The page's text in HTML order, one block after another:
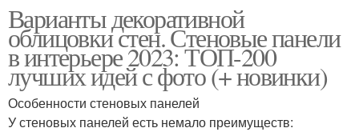
Варианты декоративной
облицовки стен. Стеновые панели
в интерьере 2023: ТОП-200
лучших идей с фото (+ новинки)
Особенности стеновых панелей
У стеновых панелей есть немало преимуществ: